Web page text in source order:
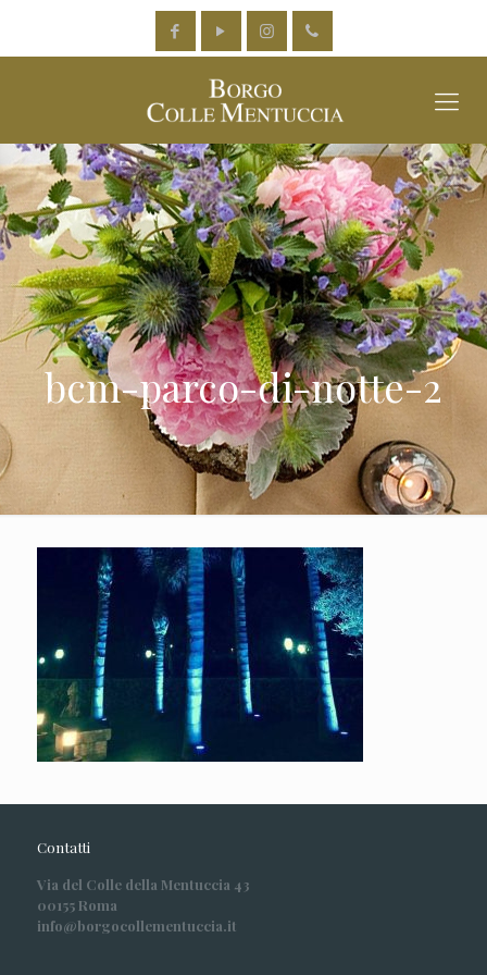
bcm-parco-di-notte-2
Contatti
Via del Colle della Mentuccia 43
00155 Roma
info@borgocollementuccia.it